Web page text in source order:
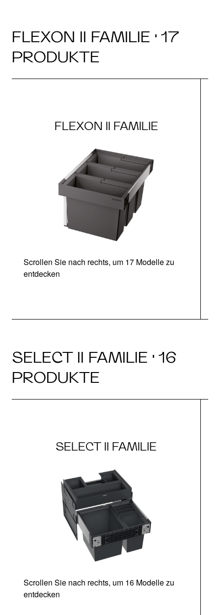
FLEXON II FAMILIE · 17
PRODUKTE
FLEXON II FAMILIE
Scrollen Sie nach rechts, um 17 Modelle zu
entdecken
SELECT II FAMILIE · 16
PRODUKTE
SELECT II FAMILIE
Scrollen Sie nach rechts, um 16 Modelle zu
entdecken